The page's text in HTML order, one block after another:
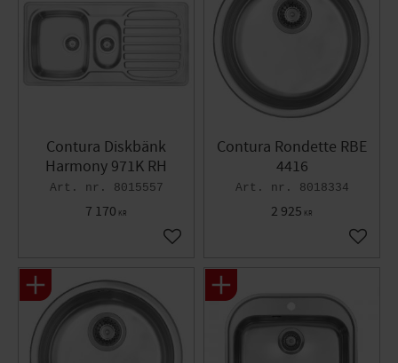
Contura Diskbänk
Harmony 971K RH
8015557
7 170 KR
Lägg till i favoriter
Contura Rondette RBE
4416
8018334
2 925 KR
Lägg